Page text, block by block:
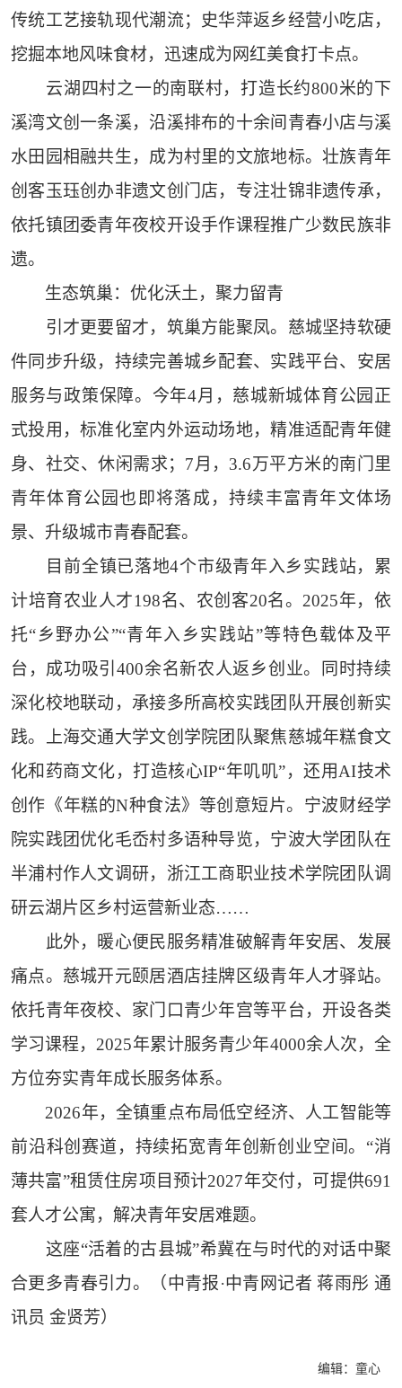
传统工艺接轨现代潮流；史华萍返乡经营小吃店，
挖掘本地风味食材，迅速成为网红美食打卡点。
云湖四村之一的南联村，打造长约800米的下
溪湾文创一条溪，沿溪排布的十余间青春小店与溪
水田园相融共生，成为村里的文旅地标。壮族青年
创客玉珏创办非遗文创门店，专注壮锦非遗传承，
依托镇团委青年夜校开设手作课程推广少数民族非
遗。
生态筑巢：优化沃土，聚力留青
引才更要留才，筑巢方能聚凤。慈城坚持软硬
件同步升级，持续完善城乡配套、实践平台、安居
服务与政策保障。今年4月，慈城新城体育公园正
式投用，标准化室内外运动场地，精准适配青年健
身、社交、休闲需求；7月，3.6万平方米的南门里
青年体育公园也即将落成，持续丰富青年文体场
景、升级城市青春配套。
目前全镇已落地4个市级青年入乡实践站，累
计培育农业人才198名、农创客20名。2025年，依
托“乡野办公”“青年入乡实践站”等特色载体及平
台，成功吸引400余名新农人返乡创业。同时持续
深化校地联动，承接多所高校实践团队开展创新实
践。上海交通大学文创学院团队聚焦慈城年糕食文
化和药商文化，打造核心IP“年叽叽”，还用AI技术
创作《年糕的N种食法》等创意短片。宁波财经学
院实践团优化毛岙村多语种导览，宁波大学团队在
半浦村作人文调研，浙江工商职业技术学院团队调
研云湖片区乡村运营新业态……
此外，暖心便民服务精准破解青年安居、发展
痛点。慈城开元颐居酒店挂牌区级青年人才驿站。
依托青年夜校、家门口青少年宫等平台，开设各类
学习课程，2025年累计服务青少年4000余人次，全
方位夯实青年成长服务体系。
2026年，全镇重点布局低空经济、人工智能等
前沿科创赛道，持续拓宽青年创新创业空间。“消
薄共富”租赁住房项目预计2027年交付，可提供691
套人才公寓，解决青年安居难题。
这座“活着的古县城”希冀在与时代的对话中聚
合更多青春引力。（中青报·中青网记者 蒋雨彤 通
讯员 金贤芳）
编辑：童心